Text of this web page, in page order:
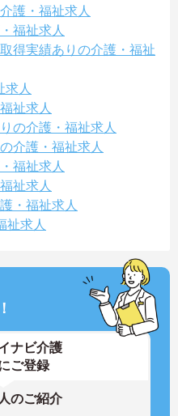
護・福祉求人
福祉求人
得実績ありの介護・福祉
求人
祉求人
の介護・福祉求人
介護・福祉求人
福祉求人
祉求人
・福祉求人
祉求人
ナビ介護
ご登録
のご紹介